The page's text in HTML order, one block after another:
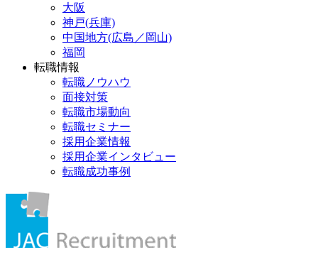
大阪
神戸(兵庫)
中国地方(広島／岡山)
福岡
転職情報
転職ノウハウ
面接対策
転職市場動向
転職セミナー
採用企業情報
採用企業インタビュー
転職成功事例